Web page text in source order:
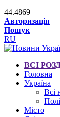
44.4869
Авторизація
Пошук
RU
ВСІ
Головна
Україна
Всі
Місто